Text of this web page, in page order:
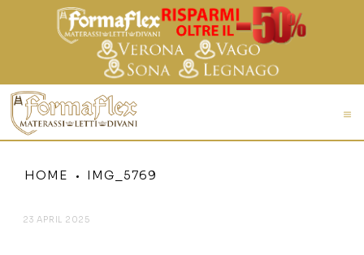
HOME IMG_5769
23 APRIL 2025